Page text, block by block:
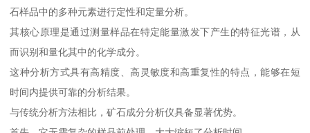
石样品中的多种元素进行定性和定量分析。
其核心原理是通过测量样品在特定能量激发下产生的特征光谱，从
而识别和量化其中的化学成分。
这种分析方式具有高精度、高灵敏度和高重复性的特点，能够在短
时间内提供可靠的分析结果。
与传统分析方法相比，矿石成分分析仪具备显著优势。